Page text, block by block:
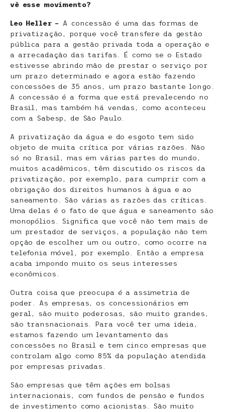
vê esse movimento?
Leo Heller – A concessão é uma das formas de
privatização, porque você transfere da gestão
pública para a gestão privada toda a operação e
a arrecadação das tarifas. É como se o Estado
estivesse abrindo mão de prestar o serviço por
um prazo determinado e agora estão fazendo
concessões de 35 anos, um prazo bastante longo.
A concessão é a forma que está prevalecendo no
Brasil, mas também há vendas, como aconteceu
com a Sabesp, de São Paulo.
A privatização da água e do esgoto tem sido
objeto de muita crítica por várias razões. Não
só no Brasil, mas em várias partes do mundo,
muitos acadêmicos, têm discutido os riscos da
privatização, por exemplo, para cumprir com a
obrigação dos direitos humanos à água e ao
saneamento. São várias as razões das críticas.
Uma delas é o fato de que água e saneamento são
monopólios. Significa que você não tem mais de
um prestador de serviços, a população não tem
opção de escolher um ou outro, como ocorre na
telefonia móvel, por exemplo. Então a empresa
acaba impondo muito os seus interesses
econômicos.
Outra coisa que preocupa é a assimetria de
poder. As empresas, os concessionários em
geral, são muito poderosas, são muito grandes,
são transnacionais. Para você ter uma ideia,
estamos fazendo um levantamento das
concessões no Brasil e tem cinco empresas que
controlam algo como 85% da população atendida
por empresas privadas.
São empresas que têm ações em bolsas
internacionais, com fundos de pensão e fundos
de investimento como acionistas. São muito